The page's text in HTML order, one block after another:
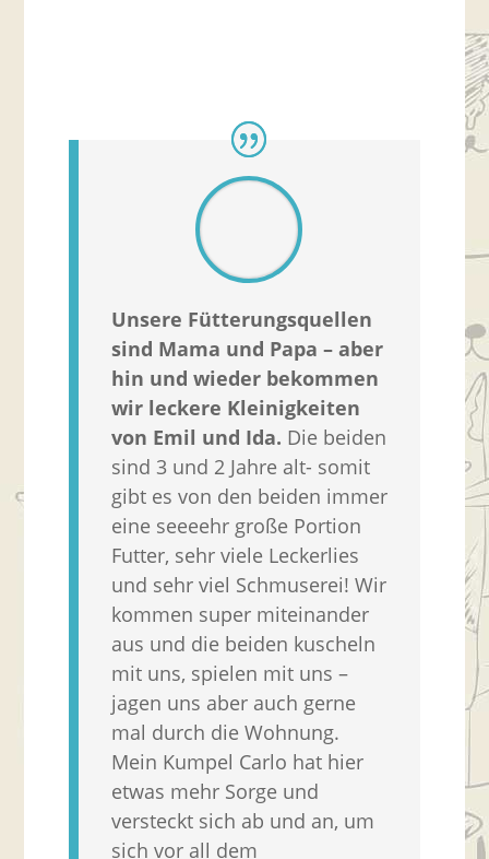
Unsere Fütterungsquellen
sind Mama und Papa – aber
hin und wieder bekommen
wir leckere Kleinigkeiten
von Emil und Ida. Die beiden
sind 3 und 2 Jahre alt- somit
gibt es von den beiden immer
eine seeeehr große Portion
Futter, sehr viele Leckerlies
und sehr viel Schmuserei! Wir
kommen super miteinander
aus und die beiden kuscheln
mit uns, spielen mit uns –
jagen uns aber auch gerne
mal durch die Wohnung.
Mein Kumpel Carlo hat hier
etwas mehr Sorge und
versteckt sich ab und an, um
sich vor all dem